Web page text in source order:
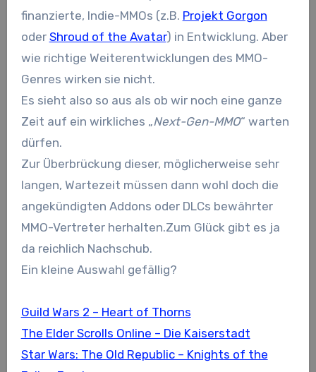
finanzierte, Indie-MMOs (z.B. Projekt Gorgon
oder Shroud of the Avatar) in Entwicklung. Aber
wie richtige Weiterentwicklungen des MMO-
Genres wirken sie nicht.
Es sieht also so aus als ob wir noch eine ganze
Zeit auf ein wirkliches „Next-Gen-MMO“ warten
dürfen.
Zur Überbrückung dieser, möglicherweise sehr
langen, Wartezeit müssen dann wohl doch die
angekündigten Addons oder DLCs bewährter
MMO-Vertreter herhalten.Zum Glück gibt es ja
da reichlich Nachschub.
Ein kleine Auswahl gefällig?
Guild Wars 2 – Heart of Thorns
The Elder Scrolls Online – Die Kaiserstadt
Star Wars: The Old Republic – Knights of the